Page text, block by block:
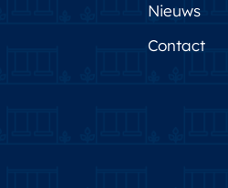
Nieuws
Contact